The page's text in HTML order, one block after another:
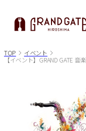
TOP
イベント
【イベント】GRAND GATE